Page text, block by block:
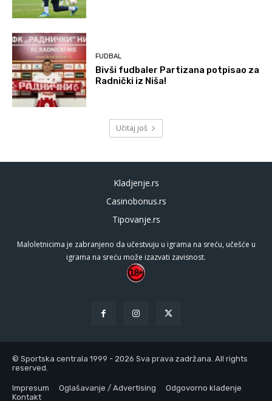
FUDBAL
Bivši fudbaler Partizana potpisao za
Radnički iz Niša!
Učitaj još
Kladjenje.rs
Casinobonus.rs
Tipovanje.rs
Maloletnicima je zabranjeno da učestvuju u igrama na sreću, učešće u
igrama na sreću može izazvati zavisnost.
© Sportska centrala 1999 - 2026 Sva prava zadržana. All rights
reserved.
Impresum Oglašavanje / Advertising
Odgovorno klađenje
Kontakt